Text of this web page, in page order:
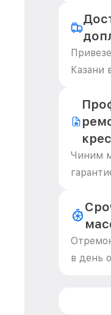
Казани
Чиним
в день